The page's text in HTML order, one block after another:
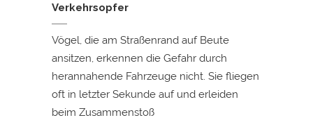
Verkehrsopfer
Vögel, die am Straßenrand auf Beute
ansitzen, erkennen die Gefahr durch
herannahende Fahrzeuge nicht. Sie fliegen
oft in letzter Sekunde auf und erleiden
beim Zusammenstoß